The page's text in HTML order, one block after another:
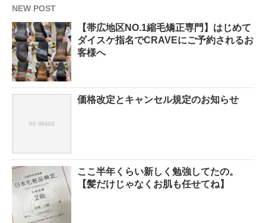
NEW POST
【帯広地区NO.1縮毛矯正専門】はじめて
ダイスケ指名でCRAVEにご予約されるお
客様へ
価格改定とキャンセル規定のお知らせ
ここ半年くらい新しく勉強してたの。
【髪だけじゃなくお肌も任せてね】